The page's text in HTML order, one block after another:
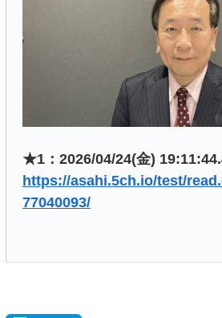
★1：2026/04/24(金)
https://asahi.5ch.io/test/
77040093/